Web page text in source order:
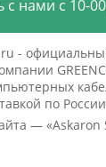
с нами c 10-
-
по
— «Askaron